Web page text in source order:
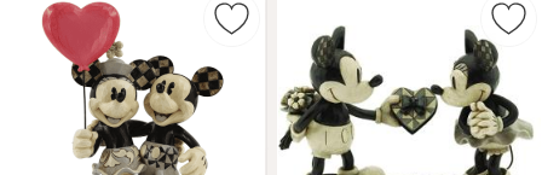
Markera disney Jul - Musse &